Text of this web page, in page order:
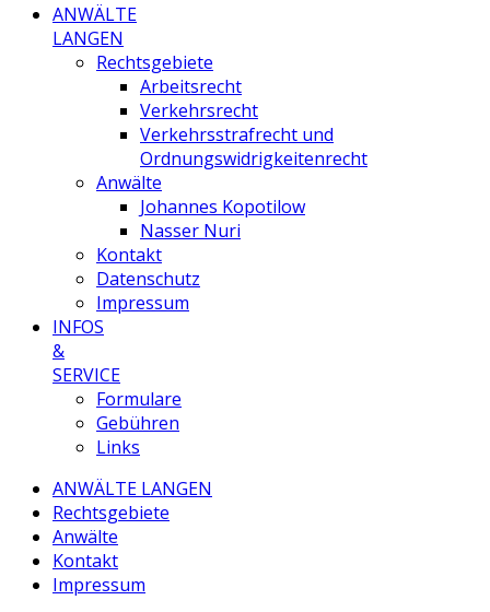
ANWÄLTE
LANGEN
Rechtsgebiete
Arbeitsrecht
Verkehrsrecht
Verkehrsstrafrecht und
Ordnungswidrigkeitenrecht
Anwälte
Johannes Kopotilow
Nasser Nuri
Kontakt
Datenschutz
Impressum
INFOS
&
SERVICE
Formulare
Gebühren
Links
ANWÄLTE LANGEN
Rechtsgebiete
Anwälte
Kontakt
Impressum